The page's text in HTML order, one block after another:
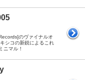
のヴァイナルオ
シコの新鋭によるこれ
ニマル！